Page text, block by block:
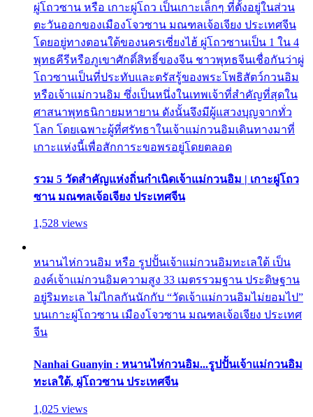
ผู่โถวซาน หรือ เกาะผู่โถว เป็นเกาะเล็กๆ ที่ตั้งอยู่ในส่วน
ตะวันออกของเมืองโจวซาน มณฑลเจ้อเจียง ประเทศจีน
โดยอยู่ทางตอนใต้ของนครเซี่ยงไฮ้ ผู่โถวซานเป็น 1 ใน 4
พุทธคีรีหรือภูเขาศักดิ์สิทธิ์ของจีน ชาวพุทธจีนเชื่อกันว่าผู่
โถวซานเป็นที่ประทับและตรัสรู้ของพระโพธิสัตว์กวนอิม
หรือเจ้าแม่กวนอิม ซึ่งเป็นหนึ่งในเทพเจ้าที่สำคัญที่สุดใน
ศาสนาพุทธนิกายมหายาน ดังนั้นจึงมีผู้แสวงบุญจากทั่ว
โลก โดยเฉพาะผู้ที่ศรัทธาในเจ้าแม่กวนอิมเดินทางมาที่
เกาะแห่งนี้เพื่อสักการะขอพรอยู่โดยตลอด
รวม 5 วัดสำคัญแห่งถิ่นกำเนิดเจ้าแม่กวนอิม | เกาะผู่โถว
ซาน มณฑลเจ้อเจียง ประเทศจีน
1,528 views
หนานไห่กวนอิม หรือ รูปปั้นเจ้าแม่กวนอิมทะเลใต้ เป็น
องค์เจ้าแม่กวนอิมความสูง 33 เมตรรวมฐาน ประดิษฐาน
อยู่ริมทะเล ไม่ไกลกันนักกับ “วัดเจ้าแม่กวนอิมไม่ยอมไป”
บนเกาะผู่โถวซาน เมืองโจวซาน มณฑลเจ้อเจียง ประเทศ
จีน
Nanhai Guanyin : หนานไห่กวนอิม...รูปปั้นเจ้าแม่กวนอิม
ทะเลใต้, ผู่โถวซาน ประเทศจีน
1,025 views